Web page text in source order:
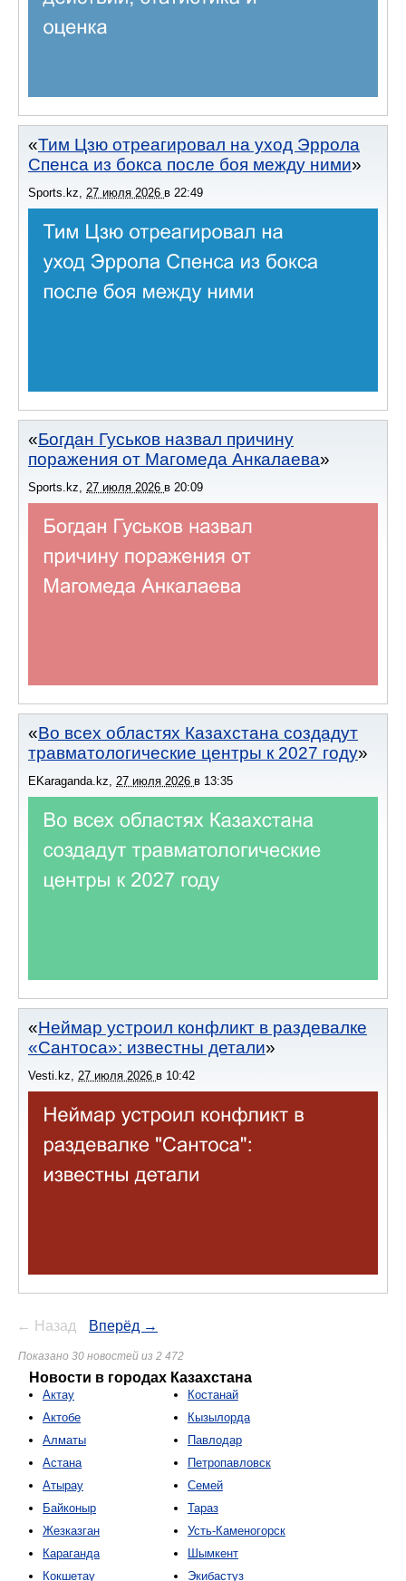
Тим Цзю отреагировал на уход Эррола
Спенса из бокса после боя между ними
Sports.kz 27 июля 2026 в 22:49
Богдан Гуськов назвал причину
поражения от Магомеда Анкалаева
Sports.kz 27 июля 2026 в 20:09
Во всех областях Казахстана создадут
травматологические центры к 2027 году
EKaraganda.kz, 27 июля 2026 в 13:35
Неймар устроил конфликт в раздевалке
«Сантоса»: известны детали
Vesti.kz, 27 июля 2026 в 10:42
← Назад Вперёд →
Показано 30 новостей из 2 472
Новости в городах Казахстана
Актау
Актобе
Алматы
Астана
Атырау
Байконыр
Жезказган
Караганда
Кокшетау
Костанай
Кызылорда
Павлодар
Петропавловск
Семей
Тараз
Усть-Каменогорск
Шымкент
Экибастуз